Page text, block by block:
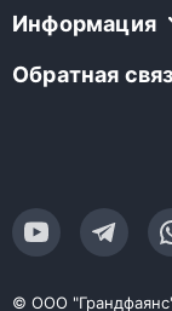
Информация
Обратная
© ООО